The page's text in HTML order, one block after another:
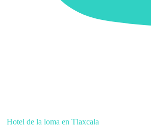
Hotel de la loma en Tlaxcala